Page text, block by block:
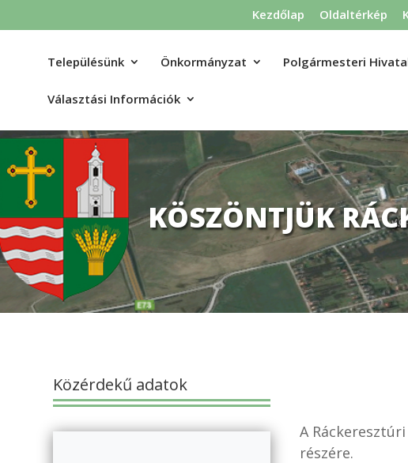
Kezdőlap Oldaltérkép
Településünk Önkormányzat Polgármesteri
Választási Információk
KÖSZÖNTJÜK
Közérdekű adatok
A
részére.